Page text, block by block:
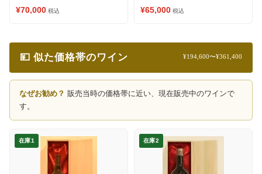
¥70,000 税込 ¥65,000 税込
💴 似た価格帯のワイン ¥194,600〜¥361,400
なぜお勧め？ 販売当時の価格帯に近い、現在販売中のワインで
す。
在庫1 在庫2